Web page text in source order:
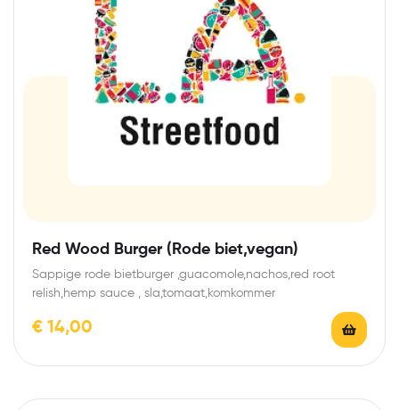
Red Wood Burger (Rode biet,vegan)
Sappige rode bietburger ,guacomole,nachos,red root
relish,hemp sauce , sla,tomaat,komkommer
€ 14,00